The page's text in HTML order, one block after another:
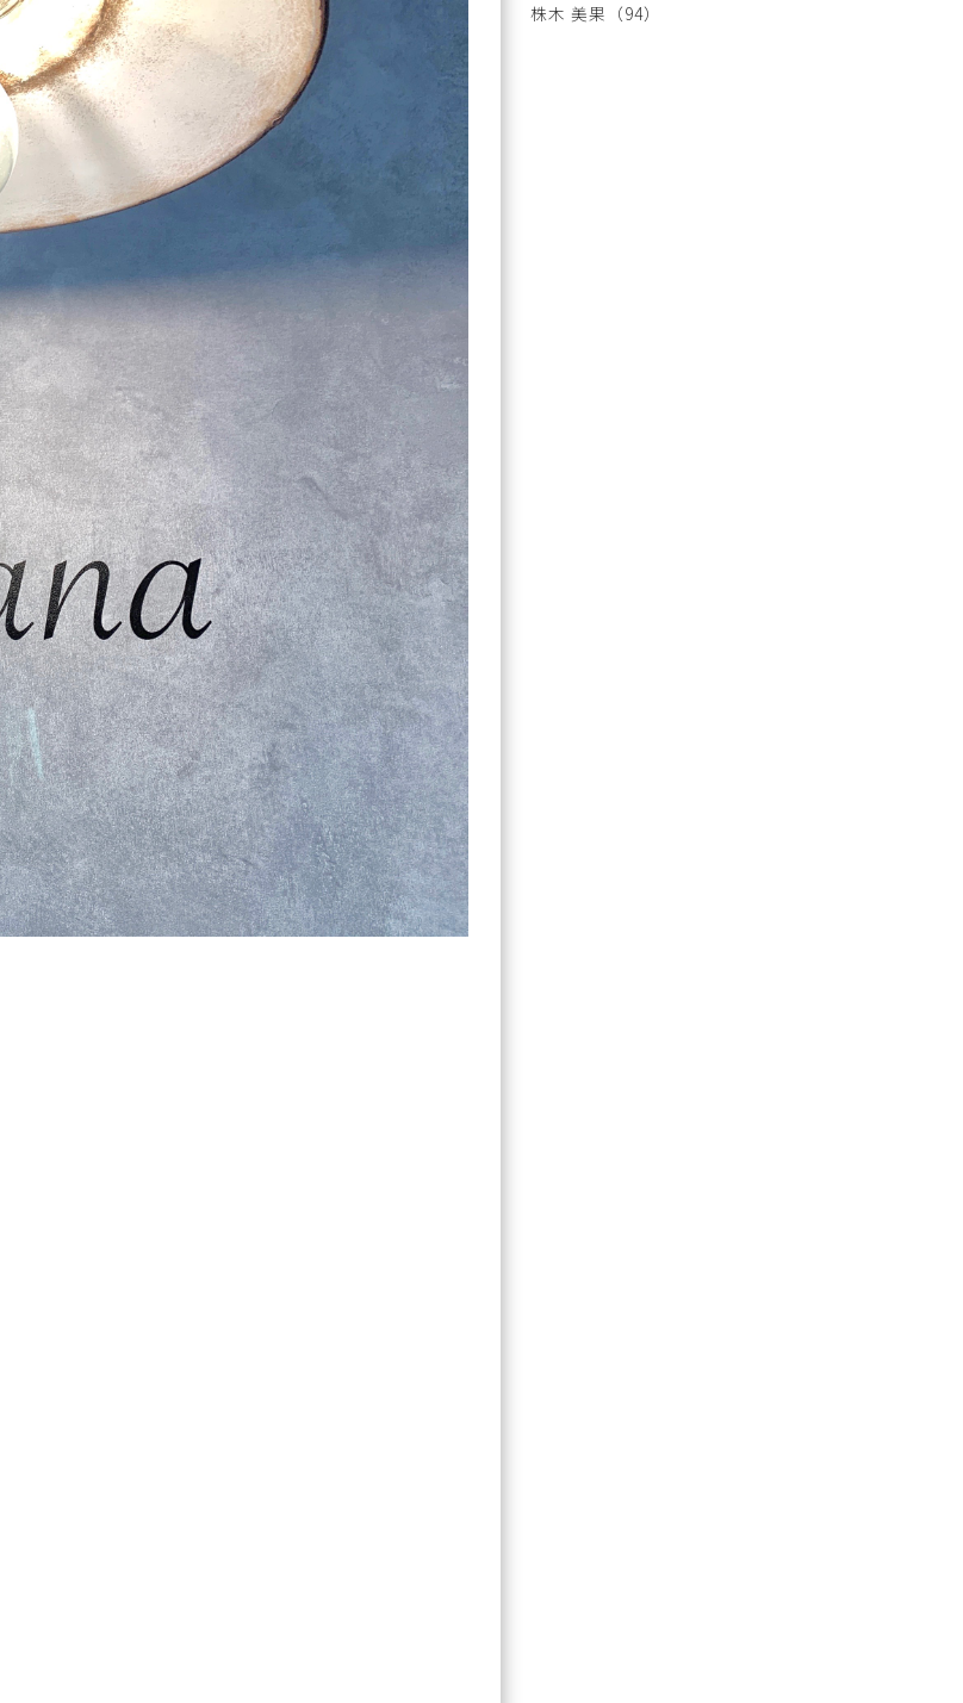
株木 美果 （94）